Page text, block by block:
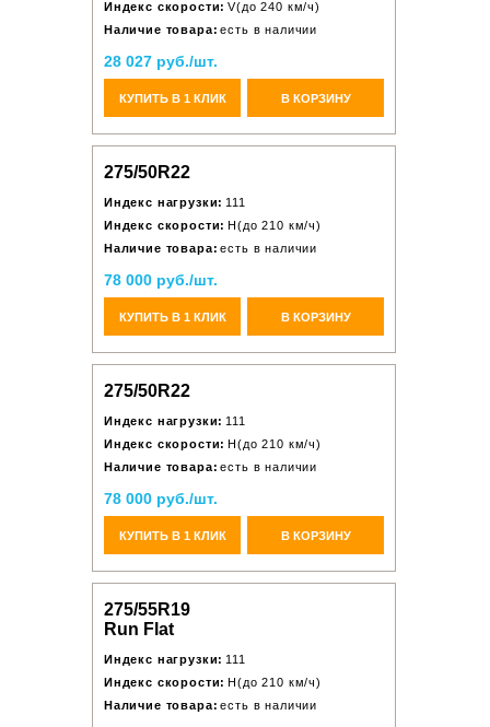
Индекс скорости: V(до 240 км/ч)
Наличие товара: есть в наличии
28 027 руб./шт.
КУПИТЬ В 1 КЛИК В КОРЗИНУ
275/50R22
Индекс нагрузки: 111
Индекс скорости: H(до 210 км/ч)
Наличие товара: есть в наличии
78 000 руб./шт.
КУПИТЬ В 1 КЛИК В КОРЗИНУ
275/50R22
Индекс нагрузки: 111
Индекс скорости: H(до 210 км/ч)
Наличие товара: есть в наличии
78 000 руб./шт.
КУПИТЬ В 1 КЛИК В КОРЗИНУ
275/55R19
Run Flat
Индекс нагрузки: 111
Индекс скорости: H(до 210 км/ч)
Наличие товара: есть в наличии